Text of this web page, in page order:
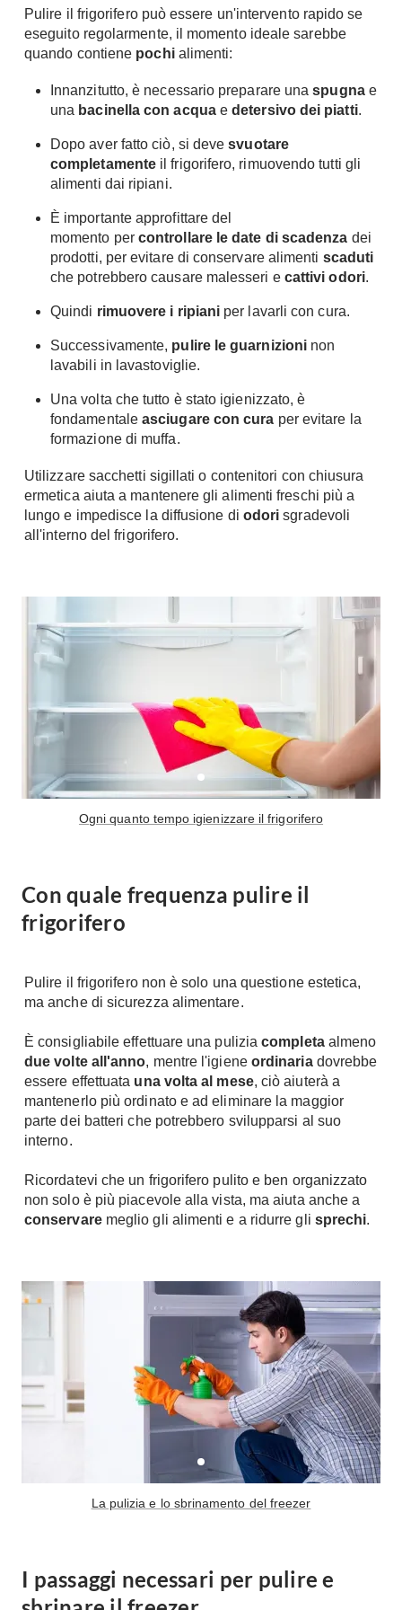
Pareti Attrezzate
Porta Tv
Contatti
Divani moderni
Divani classici
Poltrone
Poltroncine
Divanoletto
Chaise Longue
Divani Angolo
Divani in Pelle
Tavoli
Sedie
Tappeti
Oggettistica
Complementi arredo
Letti
Lenzuola
Letti Contenitore
Letti a Scomparsa
Armadi ante
Scorrevoli
Armadi Angolo
Camerette
Camerette Ragazzi
Camerette Bambini
Letti a Castello
Lettini
Memory Foam
Consigli materassi
Rubinetteria
Vasche da Bagno
Chiller
Pompe di calore
Ecologia
Geotermia
Case in Legno
Case Prefabbricate
Energie Rinnovabili
Bioedilizia
Cura della casa
Detergenti
Stiro
Lavapavimenti
Progetti
Il Verde
Hi-Fi
Televisori
Hi-Fi
Home-Theatre
Console
Blindate
Portoni
Finestre
Finestre Pvc
Finestre Alluminio
Finestre Legno
Scale
A Chiocciola
Rivestimenti
Ceramica
Cotto
Resina
Parquet
Gres
Laminato
Moquette
Pulire il frigorifero può essere un'intervento rapido se
eseguito regolarmente, il momento ideale sarebbe
quando contiene pochialimenti:
Innanzitutto, è necessario preparare unaspugna e
una bacinella con acquae detersivo dei piatti.
Dopo aver fatto ciò, si devesvuotare
completamente il frigorifero, rimuovendo tutti gli
alimenti dai ripiani.
È importante approfittare del
momento per controllare le date di scadenza dei
prodotti, per evitare di conservare alimenti scaduti
che potrebbero causare malesseri e cattivi odori.
Quindi rimuovere i ripiani per lavarli con cura.
Successivamente, pulire le guarnizioni non
lavabili in lavastoviglie.
Una volta che tutto è stato igienizzato, è
fondamentaleasciugare con cura per evitare la
formazione di muffa.
Utilizzare sacchetti sigillati o contenitori con chiusura
ermetica aiuta a mantenere gli alimenti freschi più a
lungo e impedisce la diffusione di odori sgradevoli
all'interno del frigorifero.
Ogni quanto tempo igienizzare il frigorifero
Con quale frequenza pulire il
frigorifero
Pulire il frigorifero non è solo una questione estetica,
ma anche di sicurezza alimentare.
È consigliabile effettuare una puliziacompletaalmeno
due volte all'anno, mentre l'igiene ordinariadovrebbe
essere effettuata una volta al mese, ciò aiuterà a
mantenerlo più ordinato e ad eliminare la maggior
parte dei batteri che potrebbero svilupparsi al suo
interno.
Ricordatevi che un frigorifero pulito e ben organizzato
non solo è più piacevole alla vista, ma aiuta anche a
conservaremeglio gli alimenti e a ridurre gli sprechi.
La pulizia e lo sbrinamento del freezer
I passaggi necessari per pulire e